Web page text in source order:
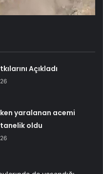
Açıkladı
yaralanan acemi
oldu